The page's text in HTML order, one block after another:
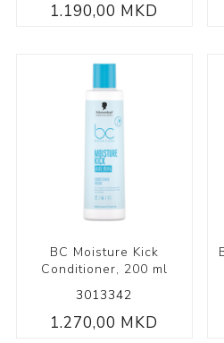
1.190,00 MKD
BC Moisture Kick
Conditioner, 200 ml
3013342
1.270,00 MKD